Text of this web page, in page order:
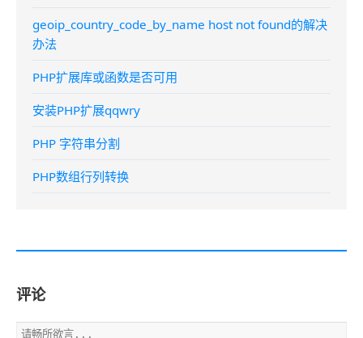
geoip_country_code_by_name host not found的解决
办法
PHP扩展库或函数是否可用
安装PHP扩展qqwry
PHP 字符串分割
PHP数组行列转换
评论